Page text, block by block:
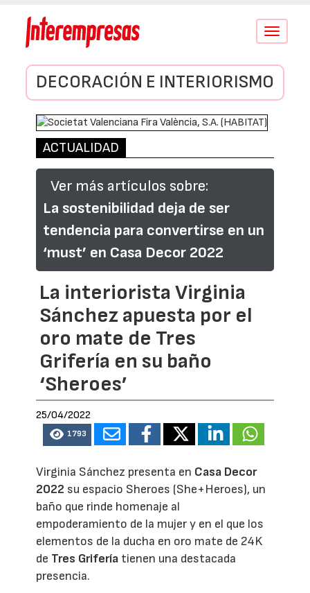
Conmutar
DECORACIÓN E INTERIORISMO
ACTUALIDAD
Ver más artículos sobre:
La sostenibilidad deja de ser
tendencia para convertirse en un
‘must’ en Casa Decor 2022
La interiorista Virginia
Sánchez apuesta por el
oro mate de Tres
Grifería en su baño
‘Sheroes’
25/04/2022
1793
Virginia Sánchez presenta en Casa Decor
2022 su espacio Sheroes (She+Heroes), un
baño que rinde homenaje al
empoderamiento de la mujer y en el que los
elementos de la ducha en oro mate de 24K
de Tres Grifería tienen una destacada
presencia.